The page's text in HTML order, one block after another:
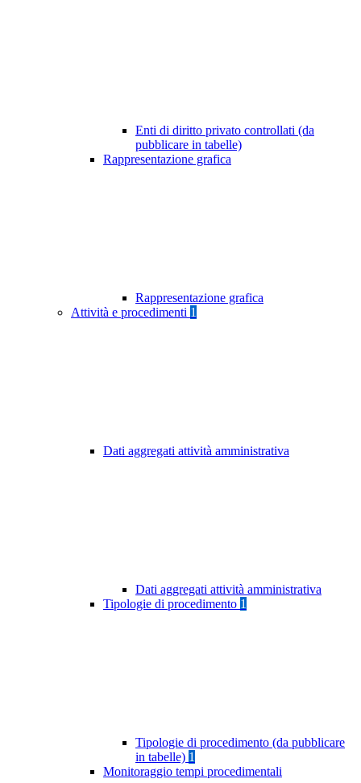
Enti di diritto privato controllati (da
pubblicare in tabelle)
Rappresentazione grafica
Rappresentazione grafica
Attività e procedimenti 1
Dati aggregati attività amministrativa
Dati aggregati attività amministrativa
Tipologie di procedimento 1
Tipologie di procedimento (da pubblicare
in tabelle) 1
Monitoraggio tempi procedimentali